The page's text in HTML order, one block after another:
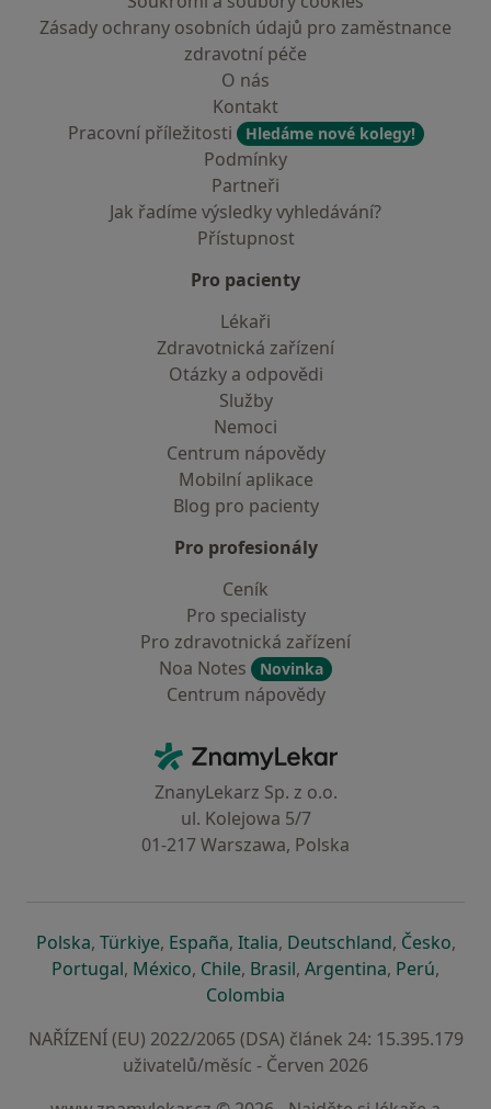
Zásady ochrany osobních údajů pro zaměstnance
zdravotní péče
O nás
Kontakt
Pracovní příležitosti
Hledáme nové kolegy!
Podmínky
Partneři
Jak řadíme výsledky vyhledávání?
Přístupnost
Pro pacienty
Lékaři
Zdravotnická zařízení
Otázky a odpovědi
Služby
Nemoci
Centrum nápovědy
Mobilní aplikace
Blog pro pacienty
Pro profesionály
Ceník
Pro specialisty
Pro zdravotnická zařízení
Noa Notes
Novinka
Centrum nápovědy
ZnamyLekar - Hlavní stránka
ZnanyLekarz Sp. z o.o.
ul. Kolejowa 5/7
01-217 Warszawa, Polska
Polskase otevře v nové záložce
, Türkiyese otevře v nové záložce
, Españase otevře v nové záložce
, Italiase otevře v nové záložce
, Deutschlandse otevře v
, Českose
,
Portugalse otevře v nové záložce
, Méxicose otevře v nové záložce
, Chilese otevře v nové záložce
, Brasilse otevře v nové
, Argentinase otevře v
, Perúse
,
Colombia
NAŘÍZENÍ (EU) 2022/2065 (DSA) článek 24: 15.395.179
uživatelů/měsíc - Červen 2026